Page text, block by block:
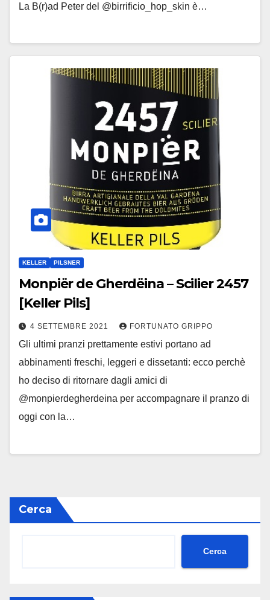
La B(r)ad Peter del @birrificio_hop_skin è…
KELLER PILSNER
Monpiër de Gherdëina – Scilier 2457
[Keller Pils]
4 SETTEMBRE 2021 FORTUNATO GRIPPO
Gli ultimi pranzi prettamente estivi portano ad
abbinamenti freschi, leggeri e dissetanti: ecco perchè
ho deciso di ritornare dagli amici di
@monpierdegherdeina per accompagnare il pranzo di
oggi con la…
Cerca
Cerca